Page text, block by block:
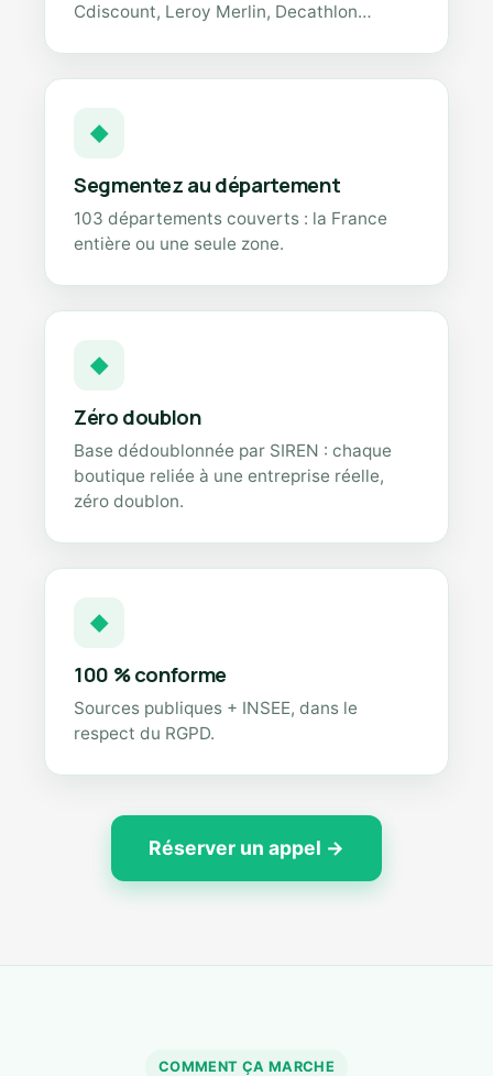
Cdiscount, Leroy Merlin, Decathlon…
◆
Segmentez au département
103 départements couverts : la France
entière ou une seule zone.
◆
Zéro doublon
Base dédoublonnée par SIREN : chaque
boutique reliée à une entreprise réelle,
zéro doublon.
◆
100 % conforme
Sources publiques + INSEE, dans le
respect du RGPD.
Réserver un appel →
COMMENT ÇA MARCHE